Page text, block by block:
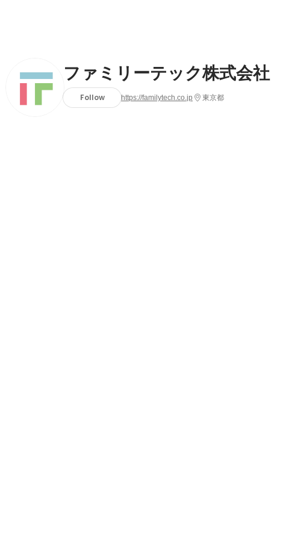
ファミリーテック株式会社
Follow https://familytech.co.jp 東京都